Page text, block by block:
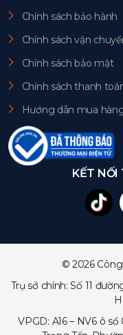
Chính sách bảo hành
Chính sách vận
Chính sách bảo mật
Chính sách thanh
Hướng dẫn mua
KẾT NỐI
© 2026
Trụ sở chính: Số 11
VPGD: A16 – NV6 ô